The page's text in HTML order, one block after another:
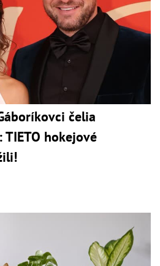
čelia
hokejové